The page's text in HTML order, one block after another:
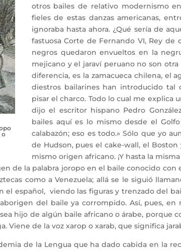
o
otros bailes de relativo modernismo
fieles de estas danzas americanas,
ignoraba hasta ahora. ¿Qué sería de
fastuosa Corte de Fernando VI, Rey de
negros quedaron envueltos en la
mejicano y el jaraví peruano no son
diferencia, es la zamacueca chilena, el
diestros bailarines han introducido tal
pisar el charco. Todo lo cual me explica
dijo el escritor hispano Pedro
bailes aquí es lo mismo desde el
calabazón; eso es todo.» Sólo que yo
de Hudson, pues el cake-wall, el
mismo origen africano. ¡Y hasta la
la palabra joropo en el baile conocido con
como a Venezuela; allá se le siguió
el español, viendo las figuras y trenzado del
del baile ya corrompido. Así, pues,
hijo de algún baile africano o árabe,
Viene de la voz xarop o xarab, que significa
de la Lengua que ha dado cabida en la